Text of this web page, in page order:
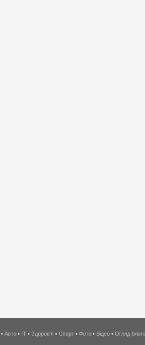
• Авто • IT • Здоров'я • Спорт • Фото • Відео • Огляд